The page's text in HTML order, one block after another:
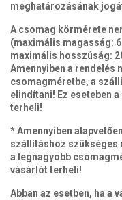
meghatározásának
A csomag körmérete
(maximális magasság:
maximális hosszúság:
Amennyiben a rendelés
csomagméretbe, a
elindítani! Ez eseteben
terheli!
* Amennyiben
szállításhoz szükséges
a legnagyobb
vásárlót terheli!
Abban az esetben, ha a